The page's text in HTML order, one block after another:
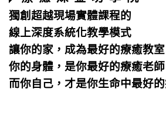
獨創超越現場實體課程的
線上深度系統化教學模式
讓你的家，成為最好的療癒教室
你的身體，是你最好的療癒老師
而你自己，才是你生命中最好的